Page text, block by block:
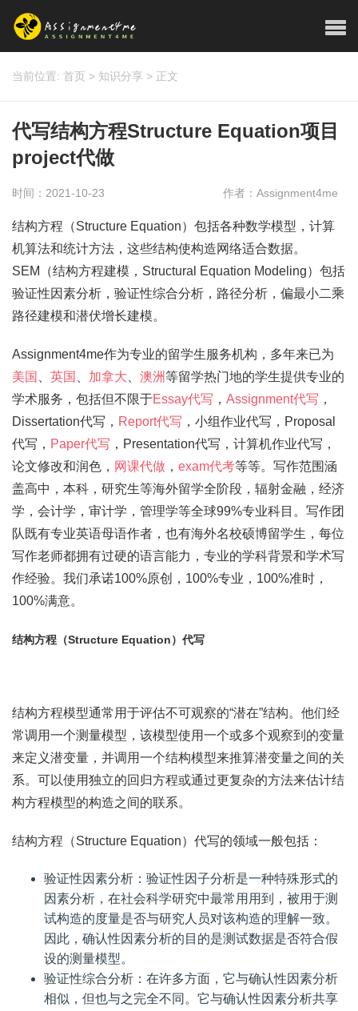
当前位置: 首页 > 知识分享 > 正文
代写结构方程Structure Equation项目
project代做
时间：2021-10-23 作者：Assignment4me
结构方程（Structure Equation）包括各种数学模型，计算
机算法和统计方法，这些结构使构造网络适合数据。
SEM（结构方程建模，Structural Equation Modeling）包括
验证性因素分析，验证性综合分析，路径分析，偏最小二乘
路径建模和潜伏增长建模。
Assignment4me作为专业的留学生服务机构，多年来已为
美国
英国 加拿大 澳洲等留学热门地的学生提供专业的
学术服务，包括但不限于Essay代写 ， Assignment代写 ，
Dissertation代写， Report代写 ，小组作业代写，Proposal
代写， Paper代写 ，Presentation代写，计算机作业代写，
论文修改和润色， 网课代做 ， exam代考等等。写作范围涵
盖高中，本科，研究生等海外留学全阶段，辐射金融，经济
学，会计学，审计学，管理学等全球99%专业科目。写作团
队既有专业英语母语作者，也有海外名校硕博留学生，每位
写作老师都拥有过硬的语言能力，专业的学科背景和学术写
作经验。我们承诺100%原创，100%专业，100%准时，
100%满意。
结构方程（Structure Equation）代写
结构方程模型通常用于评估不可观察的“潜在”结构。他们经
常调用一个测量模型，该模型使用一个或多个观察到的变量
来定义潜变量，并调用一个结构模型来推算潜变量之间的关
系。可以使用独立的回归方程或通过更复杂的方法来估计结
构方程模型的构造之间的联系。
结构方程（Structure Equation）代写的领域一般包括：
验证性因素分析：验证性因子分析是一种特殊形式的
因素分析，在社会科学研究中最常用用到，被用于测
试构造的度量是否与研究人员对该构造的理解一致。
因此，确认性因素分析的目的是测试数据是否符合假
设的测量模型。
验证性综合分析：在许多方面，它与确认性因素分析
相似，但也与之完全不同。它与确认性因素分析共享